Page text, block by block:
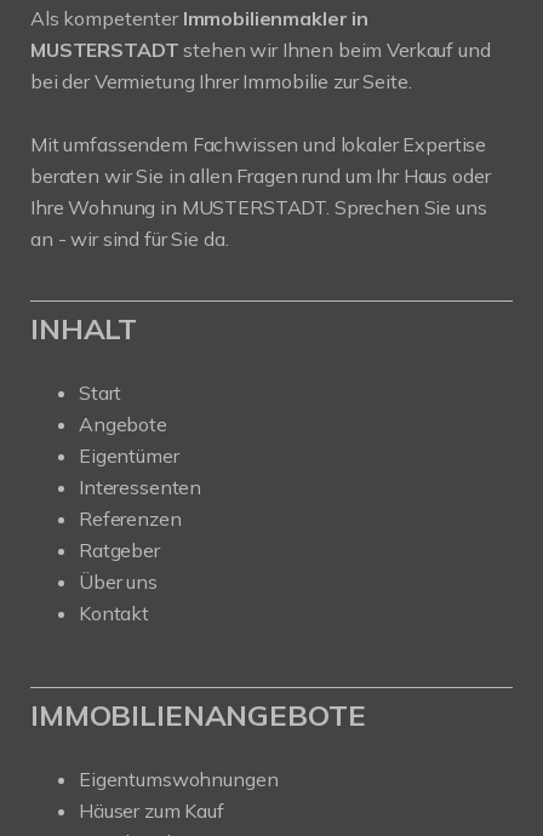
Als kompetenter Immobilienmakler in
MUSTERSTADT stehen wir Ihnen beim Verkauf und
bei der Vermietung Ihrer Immobilie zur Seite.
Mit umfassendem Fachwissen und lokaler Expertise
beraten wir Sie in allen Fragen rund um Ihr Haus oder
Ihre Wohnung in MUSTERSTADT. Sprechen Sie uns
an - wir sind für Sie da.
INHALT
Start
Angebote
Eigentümer
Interessenten
Referenzen
Ratgeber
Über uns
Kontakt
IMMOBILIENANGEBOTE
Eigentumswohnungen
Häuser zum Kauf